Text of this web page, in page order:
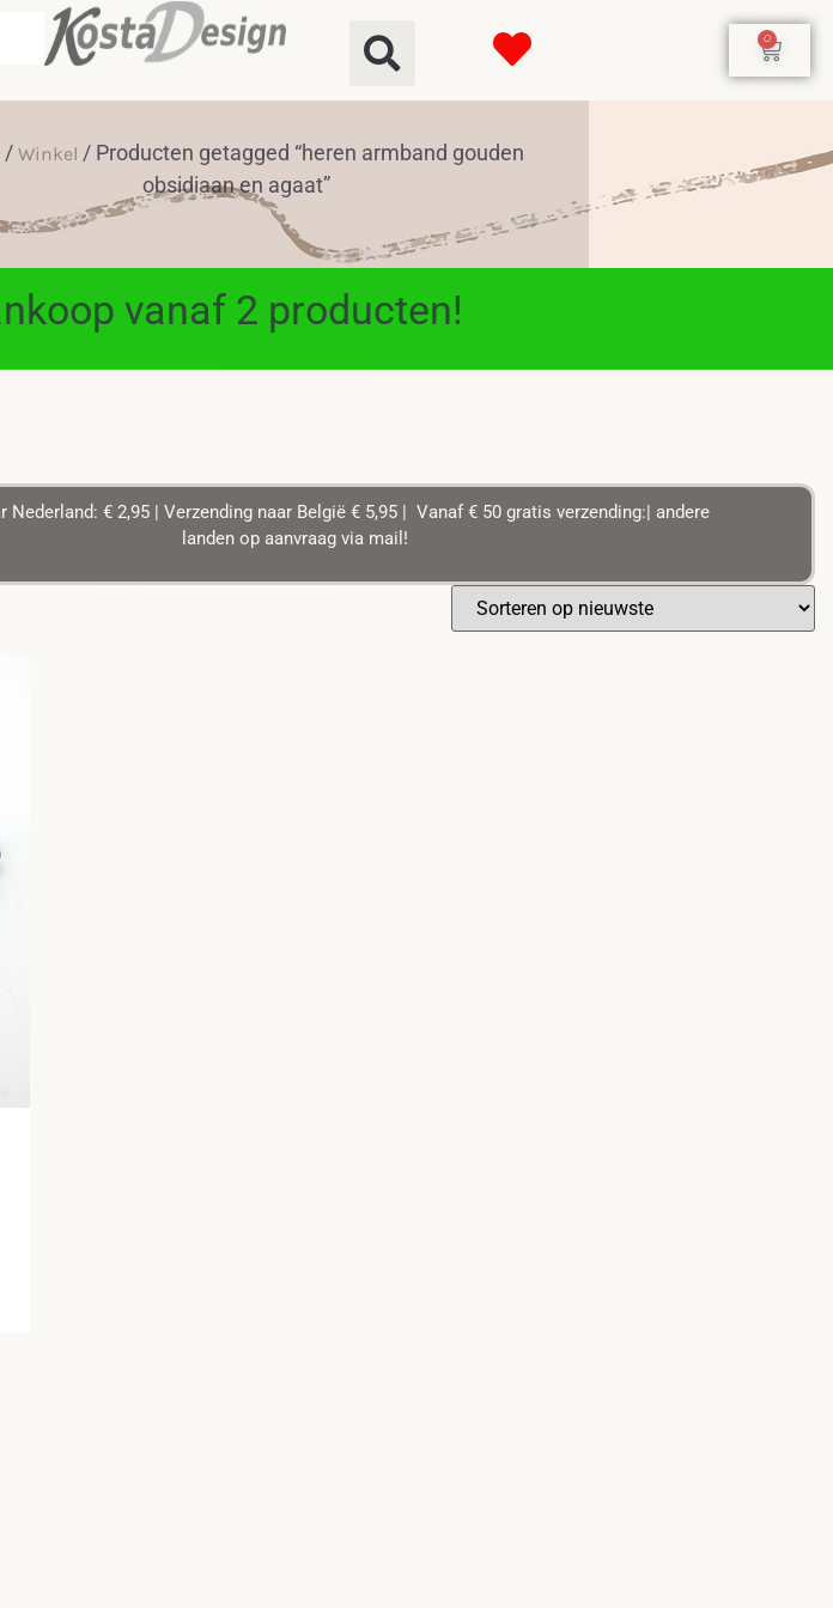
0
/ Winkel / Producten getagged “heren armband gouden
obsidiaan en agaat”
vanaf 2 producten!
Nederland: € 2,95 | Verzending naar België € 5,95 | Vanaf € 50 gratis verzending:| andere
landen op aanvraag via mail!